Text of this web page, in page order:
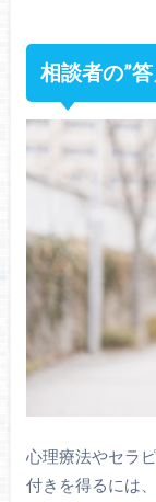
相談者の”
心理療法やセラ
付きを得るには